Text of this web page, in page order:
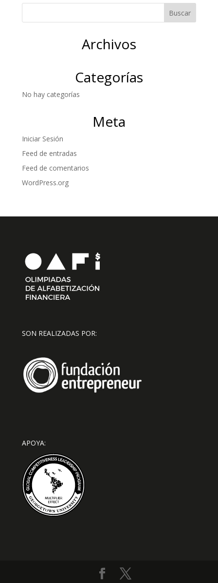
Archivos
Categorías
No hay categorías
Meta
Iniciar Sesión
Feed de entradas
Feed de comentarios
WordPress.org
SON REALIZADAS POR:
APOYA: